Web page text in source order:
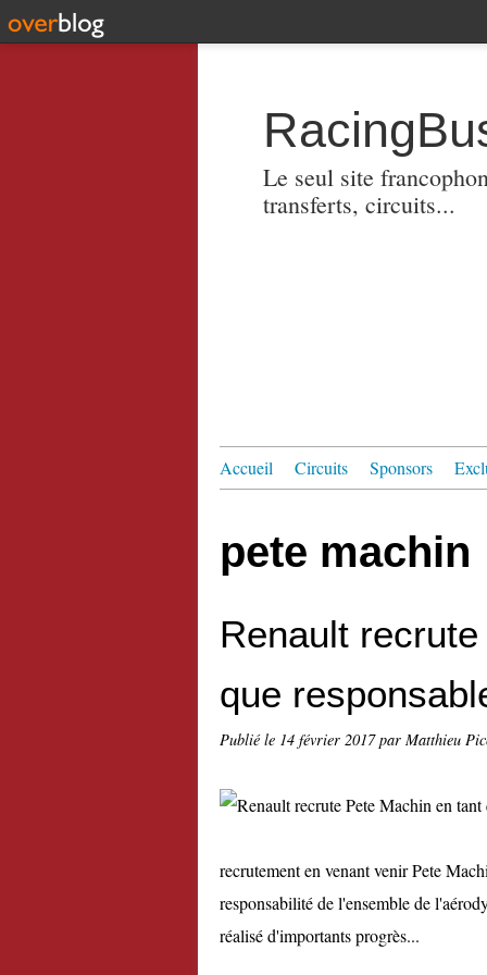
Le seul site
transferts, circuits...
Accueil Circuits Sponsors
pete machin
Renault
que
Publié le 14 février 2017par Matthieu
recrutement en venant venir Pete
responsabilité de l'ensemble de
réalisé d'importants progrès...